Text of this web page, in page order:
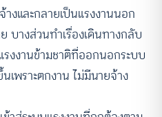
งและกลายเป็นแรงงานนอก
บางส่วนทำเรื่องเดินทางกลับ
งงานข้ามชาติที่ออกนอกระบบ
เพราะตกงาน ไม่มีนายจ้าง